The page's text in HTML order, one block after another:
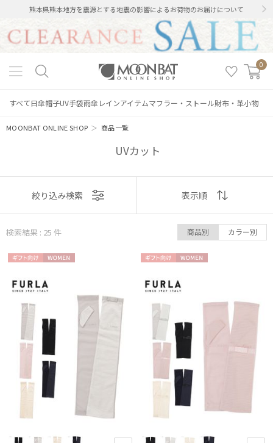
熊本県熊本地方を震源とする地震の影響によるお荷物のお届けについて
0
すべて日傘帽子UV手袋雨傘 レインアイテムマフラー・ストール財布・革小物
MOONBAT ONLINE SHOP ＞商品一覧
UVカット
表示
おすすめ
価格の高い
順
価格の低い
順
人気順
売上点数順
お気に入り
絞り込み検索 表示順
検索結果 : 25 件 商品別 カラー別
向け
N
向け
N